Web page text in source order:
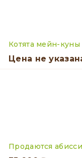
Котята мейн-куны
Цена не
Продаются